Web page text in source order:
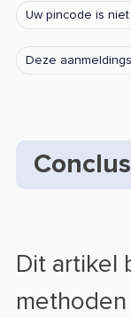
Uw pincode is
Deze
Dit artikel